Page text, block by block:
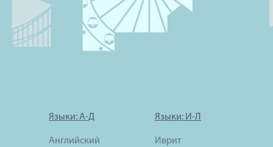
Языки: А-Д
Английский
Языки: И-Л
Иврит